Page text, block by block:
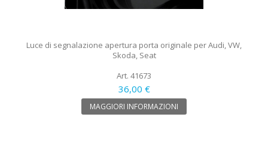
Luce di segnalazione apertura porta originale per Audi, VW,
Skoda, Seat
Art. 41673
36,00 €
MAGGIORI INFORMAZIONI